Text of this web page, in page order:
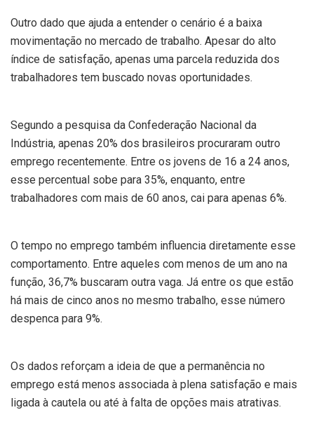
Outro dado que ajuda a entender o cenário é a baixa
movimentação no mercado de trabalho. Apesar do alto
índice de satisfação, apenas uma parcela reduzida dos
trabalhadores tem buscado novas oportunidades.
Segundo a pesquisa da Confederação Nacional da
Indústria, apenas 20% dos brasileiros procuraram outro
emprego recentemente. Entre os jovens de 16 a 24 anos,
esse percentual sobe para 35%, enquanto, entre
trabalhadores com mais de 60 anos, cai para apenas 6%.
O tempo no emprego também influencia diretamente esse
comportamento. Entre aqueles com menos de um ano na
função, 36,7% buscaram outra vaga. Já entre os que estão
há mais de cinco anos no mesmo trabalho, esse número
despenca para 9%.
Os dados reforçam a ideia de que a permanência no
emprego está menos associada à plena satisfação e mais
ligada à cautela ou até à falta de opções mais atrativas.